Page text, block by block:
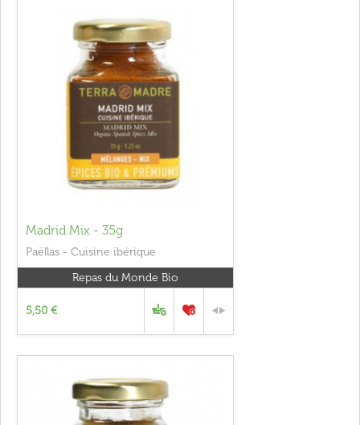
Madrid Mix - 35g
Paëllas - Cuisine ibérique
Repas du Monde Bio
5,50 €